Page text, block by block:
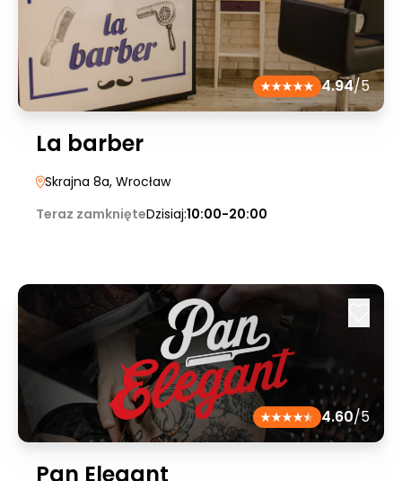
4.94/5
La barber
Skrajna 8a, Wrocław
Teraz zamknięteDzisiaj:10:00-20:00
4.60/5
Pan Elegant